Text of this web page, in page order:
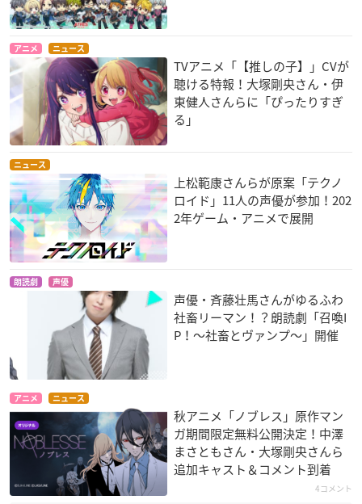
アニメ ニュース
TVアニメ「【推しの子】」CVが
聴ける特報！大塚剛央さん・伊
東健人さんらに「ぴったりすぎ
る」
ニュース
上松範康さんらが原案「テクノ
ロイド」11人の声優が参加！202
2年ゲーム・アニメで展開
朗読劇 声優
声優・斉藤壮馬さんがゆるふわ
社畜リーマン！？朗読劇「召喚I
P！〜社畜とヴァンプ〜」開催
アニメ ニュース
秋アニメ「ノブレス」原作マン
ガ期間限定無料公開決定！中澤
まさともさん・大塚剛央さんら
追加キャスト＆コメント到着
4コメント